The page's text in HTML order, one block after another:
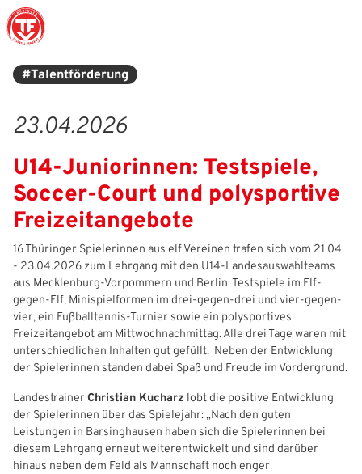
#Talentförderung
23.04.2026
U14-Juniorinnen: Testspiele,
Soccer-Court und polysportive
Freizeitangebote
16 Thüringer Spielerinnen aus elf Vereinen trafen sich vom 21.04.
- 23.04.2026 zum Lehrgang mit den U14-Landesauswahlteams
aus Mecklenburg-Vorpommern und Berlin: Testspiele im Elf-
gegen-Elf, Minispielformen im drei-gegen-drei und vier-gegen-
vier, ein Fußballtennis-Turnier sowie ein polysportives
Freizeitangebot am Mittwochnachmittag. Alle drei Tage waren mit
unterschiedlichen Inhalten gut gefüllt. Neben der Entwicklung
der Spielerinnen standen dabei Spaß und Freude im Vordergrund.
Landestrainer Christian Kucharz lobt die positive Entwicklung
der Spielerinnen über das Spielejahr: „Nach den guten
Leistungen in Barsinghausen haben sich die Spielerinnen bei
diesem Lehrgang erneut weiterentwickelt und sind darüber
hinaus neben dem Feld als Mannschaft noch enger
Geschäftsstelle
Chronik
Ehrentafel
Karriere
Partnerschaft
Mitgliedschaft
Sicherheit
Junioren
Juniorinnen
Kinderfußball
eSports
Schiedsrichter
Freizeit- und Breitensport
Futsal
Eliteschulen
Erzieher und Lehrer
Veranstaltungskalender
DFB-Mobil
DFB-Masterplan
Vielfalt
Fair Play
Inklusion
Prävention
Schule und Kita
Kinder- und Jugendschutz
#siekickt
Tage des Mädchenfußballs
Newsletter
DFBnet
Passwesen
Vereinsangebote
Archiv
Downloads
Datenschutz
Länderspiele
Impressum